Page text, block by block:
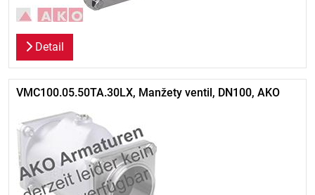
Detail
VMC100.05.50TA.30LX, Manžety ventil, DN100, AKO